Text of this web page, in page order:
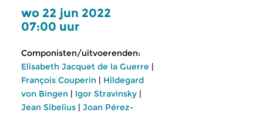
wo 22 jun 2022
07:00 uur
Componisten/uitvoerenden:
Elisabeth Jacquet de la Guerre |
François Couperin | Hildegard
von Bingen | Igor Stravinsky |
Jean Sibelius | Joan Pérez-